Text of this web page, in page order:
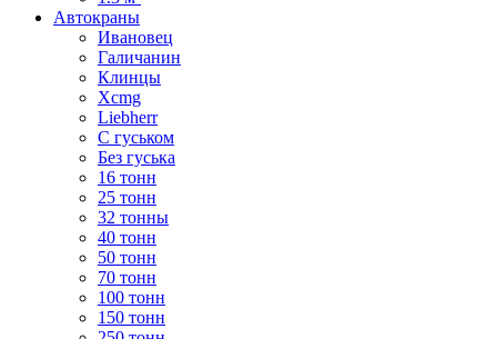
Автокраны
Ивановец
Галичанин
Клинцы
Xcmg
Liebherr
С гуськом
Без гуська
16 тонн
25 тонн
32 тонны
40 тонн
50 тонн
70 тонн
100 тонн
150 тонн